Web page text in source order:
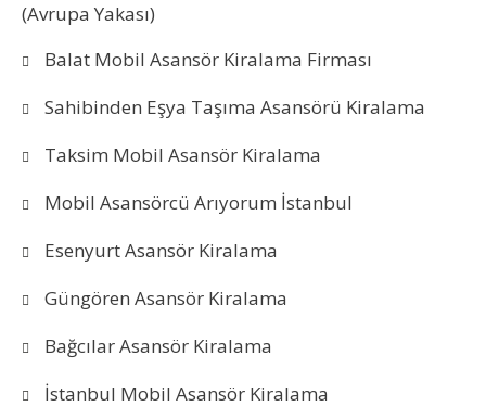
(Avrupa Yakası)
Balat Mobil Asansör Kiralama Firması
Sahibinden Eşya Taşıma Asansörü Kiralama
Taksim Mobil Asansör Kiralama
Mobil Asansörcü Arıyorum İstanbul
Esenyurt Asansör Kiralama
Güngören Asansör Kiralama
Bağcılar Asansör Kiralama
İstanbul Mobil Asansör Kiralama